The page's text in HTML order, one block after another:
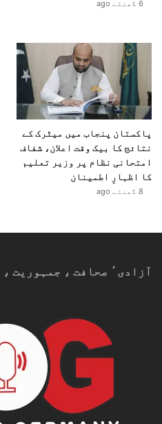
6 گھنٹے ago
پاکستان پنجاب میں میٹرک کے
نتائج کا بیک وقت اعلان، شفاف
امتحانی نظام پر وزیر تعلیم
کا اظہارِ اطمینان
8 گھنٹے ago
آزادیٴ صحافت ، جمہوریت ،